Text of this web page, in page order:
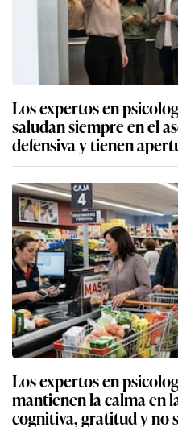
Los expertos en
saludan siempre en el
defensiva y tienen
Los expertos en
mantienen la calma en
cognitiva, gratitud y no